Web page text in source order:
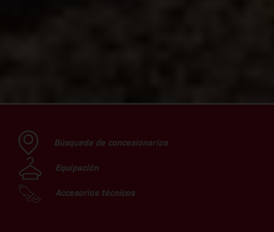
Búsqueda de concesionarios
Equipación
Accesorios técnicos